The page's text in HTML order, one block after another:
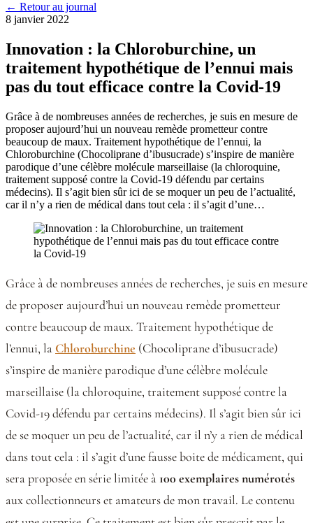
← Retour au journal
8 janvier 2022
Innovation : la Chloroburchine, un
traitement hypothétique de l’ennui mais
pas du tout efficace contre la Covid-19
Grâce à de nombreuses années de recherches, je suis en mesure de
proposer aujourd’hui un nouveau remède prometteur contre
beaucoup de maux. Traitement hypothétique de l’ennui, la
Chloroburchine (Chocoliprane d’ibusucrade) s’inspire de manière
parodique d’une célèbre molécule marseillaise (la chloroquine,
traitement supposé contre la Covid-19 défendu par certains
médecins). Il s’agit bien sûr ici de se moquer un peu de l’actualité,
car il n’y a rien de médical dans tout cela : il s’agit d’une…
Grâce à de nombreuses années de recherches, je suis en mesure
de proposer aujourd’hui un nouveau remède prometteur
contre beaucoup de maux. Traitement hypothétique de
l’ennui, la Chloroburchine (Chocoliprane d’ibusucrade)
s’inspire de manière parodique d’une célèbre molécule
marseillaise (la chloroquine, traitement supposé contre la
Covid-19 défendu par certains médecins). Il s’agit bien sûr ici
de se moquer un peu de l’actualité, car il n’y a rien de médical
dans tout cela : il s’agit d’une fausse boite de médicament, qui
sera proposée en série limitée à 100 exemplaires numérotés
aux collectionneurs et amateurs de mon travail. Le contenu